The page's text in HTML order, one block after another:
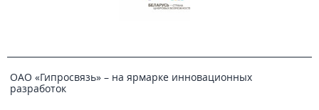
ОАО «Гипросвязь» – на ярмарке инновационных
разработок